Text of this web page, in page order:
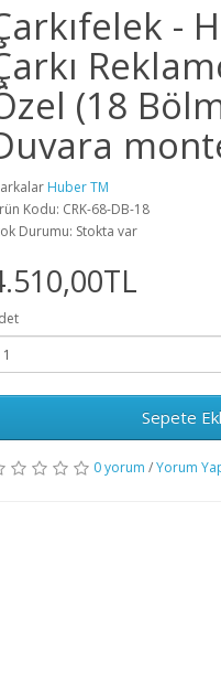
-
(18
Huber TM
Kodu: CRK-68-DB-18
Durumu: Stokta var
Sepete
0 yorum /Yorum